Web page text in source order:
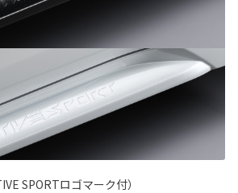
SPORTロゴマーク付）